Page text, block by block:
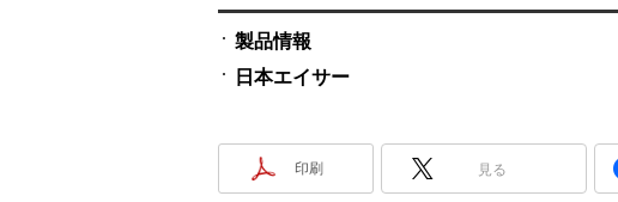
製品情報
日本エイサー
印刷 見る